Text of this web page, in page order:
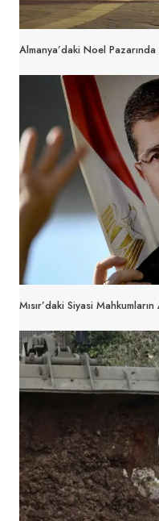
Almanya’daki Noel Pazarında
Mısır’daki Siyasi